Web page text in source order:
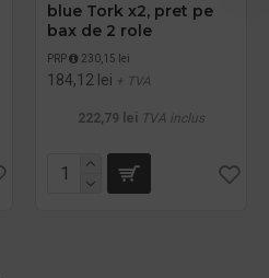
blue Tork x2, pret pe
bax de 2 role
PRP 230,15 lei
184,12 lei + TVA
222,79 lei TVA inclus